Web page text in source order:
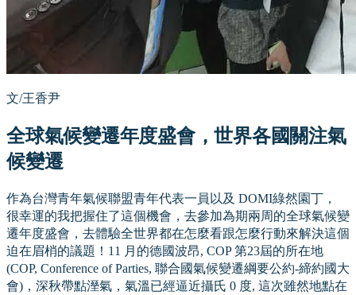
文/王香尹
全球氣候變遷年度盛會，世界各國關注氣
候變遷
作為台灣青年氣候聯盟青年代表一員以及 DOMI綠然園丁，
很幸運的我把握住了這個機會，去參加為期兩周的全球氣候變
遷年度盛會，去體驗全世界都在怎麼看跟怎麼行動來解決這個
迫在眉梢的議題！11 月的德國波昂, COP 第23屆的所在地
(COP, Conference of Parties, 聯合國氣候變遷綱要公約-締約國大
會)，深秋帶點溼氣，氣溫已經逼近攝氏 0 度, 這次雖然地點在